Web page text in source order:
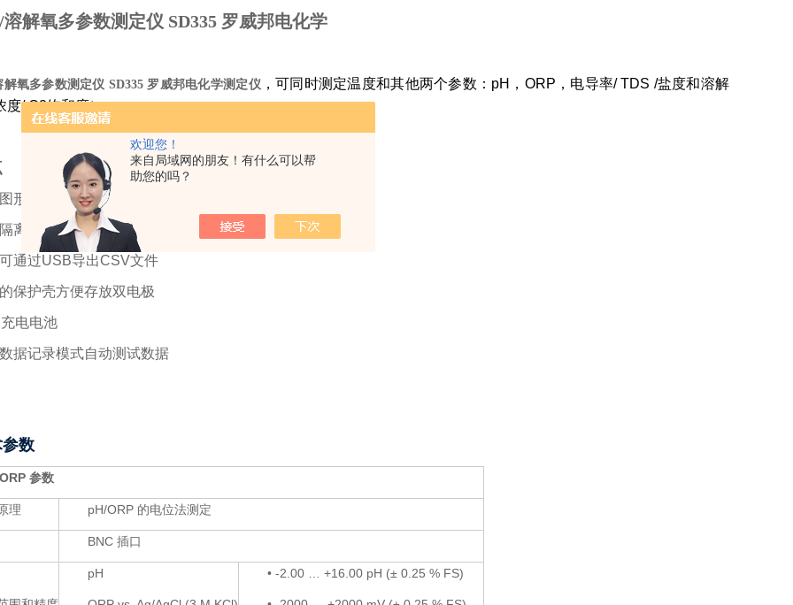
欢迎您！
来自局域网的朋友！有什么可以帮
助您的吗？
解氧多参数测定仪 SD335 罗威邦电化学
解氧多参数测定仪 SD335 罗威邦电化学测定仪，可同时测定温度和其他两个参数：pH，ORP，电导率/ TDS /盐度和溶解
度/ O2饱和度）
形显示功能液晶
离信号输入，同时显示多参数
通过USB导出CSV文件
保护壳方便存放双电极
充电电池
据记录模式自动测试数据
数
参数
理 pH/ORP 的电位法测定
BNC 插口
pH • -2.00 … +16.00 pH (± 0.25 % FS)